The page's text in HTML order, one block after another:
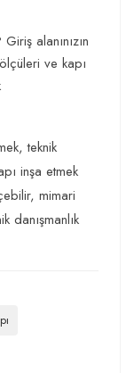
Giriş alanınızın
ve kapı
teknik
inşa etmek
mimari
danışmanlık